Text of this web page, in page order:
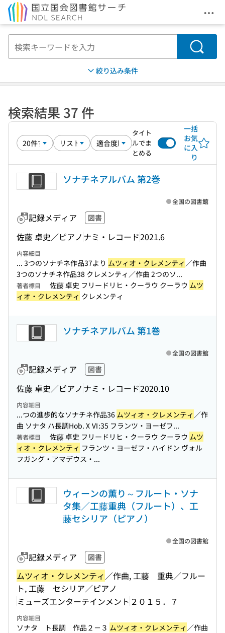
メ
検索
絞り込み条件
検索結果 37 件
タイト
ルでま
とめる
一括
お気
に入
り
ソナチネアルバム 第2巻
記録メディア 図書
佐藤 卓史／ピアノ ナミ・レコード2021.6
全国の図書館
内容細目
... 3つのソナチネ作品37より ムツィオ・クレメンティ ／作曲
3つのソナチネ作品38 クレメンティ／作曲 2つのソ...
著者標目 佐藤 卓史 フリードリヒ・クーラウ クーラウ ムツ
ィオ・クレメンティ クレメンティ
ソナチネアルバム 第1巻
記録メディア 図書
佐藤 卓史／ピアノ ナミ・レコード2020.10
全国の図書館
内容細目
...つの進歩的なソナチネ作品36 ムツィオ・クレメンティ ／作
曲 ソナタ ハ長調Hob.ⅩⅥ:35 フランツ・ヨーゼフ...
著者標目 佐藤 卓史 フリードリヒ・クーラウ クーラウ ムツ
ィオ・クレメンティ フランツ・ヨーゼフ・ハイドン ヴォル
フガング・アマデウス・...
ウィーンの薫り～フルート・ソナ
タ集／工藤重典（フルート）、工
藤セシリア（ピアノ）
記録メディア 図書
ムツィオ・クレメンティ／作曲, 工藤 重典／フルー
ト, 工藤 セシリア／ピアノ
ミューズエンターテインメント ２０１５．７
全国の図書館
内容細目
ソナタ ト長調 作品２－３ ムツィオ・クレメンティ ／作曲